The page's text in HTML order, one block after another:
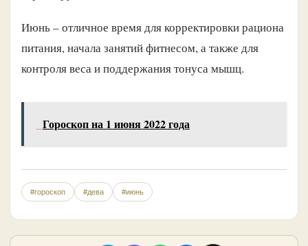
Июнь – отличное время для корректировки рациона
питания, начала занятий фитнесом, а также для
контроля веса и поддержания тонуса мышц.
Гороскоп на 1 июня 2022 года
#гороскоп #дева #июнь